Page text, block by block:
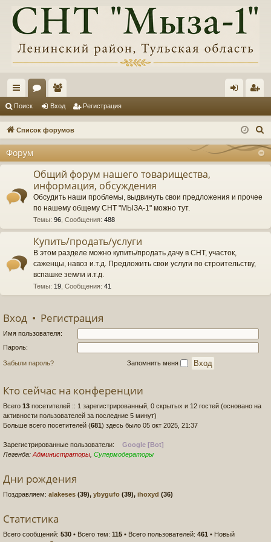
с
ы
и
ум
ол
ьз
ат
ел
и
д ис
ац
Поиск Вход Регистрация
Список форумов
Форум
Общий форум нашего товарищества,
информация, обсуждения
Обсудить наши проблемы, выдвинуть свои предложения и прочее
по нашему общему СНТ "МЫЗА-1" можно тут.
Темы: 96 Сообщения: 488
Купить/продать/услуги
В этом разделе можно купить/продать дачу в СНТ, участок,
саженцы, навоз и.т.д. Предложить свои услуги по строительству,
вспашке земли и.т.д.
Темы: 19 Сообщения: 41
Вход • Регистрация
Имя пользователя:
Пароль:
Забыли пароль? Запомнить меня
Кто сейчас на конференции
Всего 13 посетителей :: 1 зарегистрированный, 0 скрытых и 12 гостей (основано на
активности пользователей за последние 5 минут)
Больше всего посетителей (681) здесь было 05 окт 2025, 21:37
Зарегистрированные пользователи:
Google [Bot]
Легенда: Администраторы Супермодераторы
Дни рождения
Поздравляем: alakeses (39), ybygufo (39), ihoxyd (36)
Статистика
Всего сообщений: 530 • Всего тем: 115 • Всего пользователей: 461 • Новый